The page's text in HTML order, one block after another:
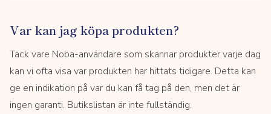
Var kan jag köpa produkten?
Tack vare Noba-användare som skannar produkter varje dag
kan vi ofta visa var produkten har hittats tidigare. Detta kan
ge en indikation på var du kan få tag på den, men det är
ingen garanti. Butikslistan är inte fullständig.